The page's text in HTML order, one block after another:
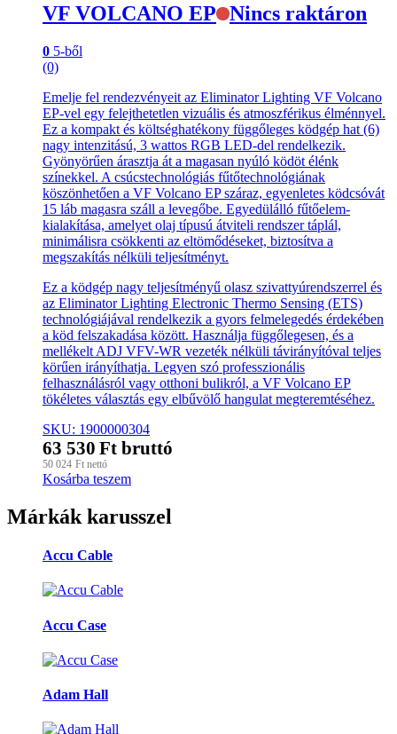
VF VOLCANO EP Nincs raktáron
0 5-ből
(0)
Emelje fel rendezvényeit az Eliminator Lighting VF Volcano
EP-vel egy felejthetetlen vizuális és atmoszférikus élménnyel.
Ez a kompakt és költséghatékony függőleges ködgép hat (6)
nagy intenzitású, 3 wattos RGB LED-del rendelkezik.
Gyönyörűen árasztja át a magasan nyúló ködöt élénk
színekkel. A csúcstechnológiás fűtőtechnológiának
köszönhetően a VF Volcano EP száraz, egyenletes ködcsóvát
15 láb magasra száll a levegőbe. Egyedülálló fűtőelem-
kialakítása, amelyet olaj típusú átviteli rendszer táplál,
minimálisra csökkenti az eltömődéseket, biztosítva a
megszakítás nélküli teljesítményt.
Ez a ködgép nagy teljesítményű olasz szivattyúrendszerrel és
az Eliminator Lighting Electronic Thermo Sensing (ETS)
technológiájával rendelkezik a gyors felmelegedés érdekében
a köd felszakadása között. Használja függőlegesen, és a
mellékelt ADJ VFV-WR vezeték nélküli távirányítóval teljes
körűen irányíthatja. Legyen szó professzionális
felhasználásról vagy otthoni bulikról, a VF Volcano EP
tökéletes választás egy elbűvölő hangulat megteremtéséhez.
SKU: 1900000304
63 530 Ft bruttó
50 024 Ft nettó
Kosárba teszem
Márkák karusszel
Accu Cable
Accu Case
Adam Hall